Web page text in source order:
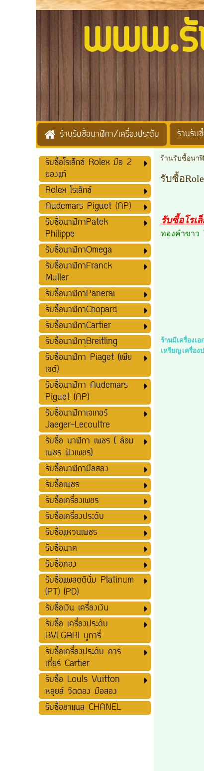
www.รับ
ร้านรับซื้อนาฬิกา/เครื่องประดับ ร้านรับ
รับซื้อโรเล็กซ์ Rolex มือ 2
ของแท้
Rolex โรเล็กซ์
Audemars Piguet (AP)
รับซื้อนาฬิกาPatek
Philippe
รับซื้อนาฬิกาOmega
รับซื้อนาฬิกาFranck
Muller
รับซื้อนาฬิกาPanerai
รับซื้อนาฬิกาChopard
รับซื้อนาฬิกาCartier
รับซื้อนาฬิกาฺฺBreitling
รับซื้อนาฬิกา Piaget (เพีย
เจต์)
รับซื้อนาฬิกา Audemars
Piguet (AP)
รับซื้อนาฬิกาเจเกอร์
Jaeger-Lecoultre
รับซื้อ นาฬิกา เพชร ( ล้อม
เพชร ฝังเพชร)
รับซื้อนาฬิกามือสอง
รับซื้อเพชร
รับซื้อเครื่องเพชร
รับซื้อเครื่องประดับ
รับซื้อแหวนเพชร
รับซื้อนาค
รับซื้อทอง
รับซื้อแพลตตินั่ม Platinum
(PT) (PD)
รับซื้อเงิน เครื่องเงิน
รับซื้อ เครื่องประดับ
BVLGARI บูการี่
รับซื้อเครื่องประดับ คาร์
เที่ยร์ Cartier
รับซื้อ Louls Vuitton
หลุยส์ วิตตอง มือสอง
รับซื้อชาแนล CHANEL
ร้านรับซื้อนาฬิ
รับซื้อ
รับซื้อโรเ
ทองคำขาว
ร้านมีเครื่องเ
เหรียญ เครื่อง